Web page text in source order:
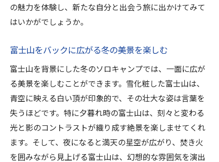
未知のフィールドを探索する楽しみ
富士山の冬景色を背景にした冒険の旅
冒険心をかきたてる静岡県富士宮市の魅力
の魅力を体験し、新たな自分と出会う旅に出かけてみて
はいかがでしょうか。
富士山をバックに広がる冬の美景を楽しむ
富士山を背景にした冬のソロキャンプでは、一面に広が
る美景を楽しむことができます。雪化粧した富士山は、
青空に映える白い頂が印象的で、その壮大な姿は言葉を
失うほどです。特に夕暮れ時の富士山は、刻々と変わる
光と影のコントラストが織り成す絶景を楽しませてくれ
ます。そして、夜になると満天の星空が広がり、焚き火
を囲みながら見上げる富士山は、幻想的な雰囲気を演出